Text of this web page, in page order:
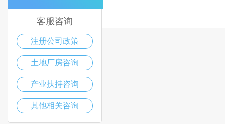
客服咨询
注册公司政策
土地厂房咨询
产业扶持咨询
其他相关咨询